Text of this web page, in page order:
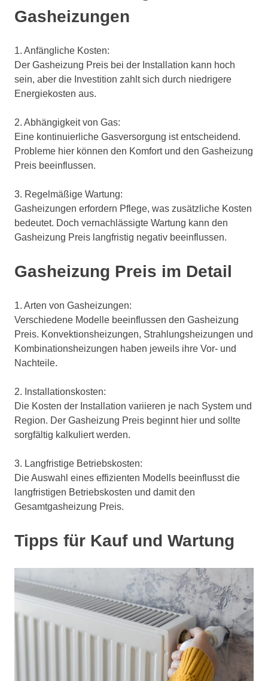
Gasheizungen
1. Anfängliche Kosten:
Der Gasheizung Preis bei der Installation kann hoch
sein, aber die Investition zahlt sich durch niedrigere
Energiekosten aus.
2. Abhängigkeit von Gas:
Eine kontinuierliche Gasversorgung ist entscheidend.
Probleme hier können den Komfort und den Gasheizung
Preis beeinflussen.
3. Regelmäßige Wartung:
Gasheizungen erfordern Pflege, was zusätzliche Kosten
bedeutet. Doch vernachlässigte Wartung kann den
Gasheizung Preis langfristig negativ beeinflussen.
Gasheizung Preis im Detail
1. Arten von Gasheizungen:
Verschiedene Modelle beeinflussen den Gasheizung
Preis. Konvektionsheizungen, Strahlungsheizungen und
Kombinationsheizungen haben jeweils ihre Vor- und
Nachteile.
2. Installationskosten:
Die Kosten der Installation variieren je nach System und
Region. Der Gasheizung Preis beginnt hier und sollte
sorgfältig kalkuliert werden.
3. Langfristige Betriebskosten:
Die Auswahl eines effizienten Modells beeinflusst die
langfristigen Betriebskosten und damit den
Gesamtgasheizung Preis.
Tipps für Kauf und Wartung